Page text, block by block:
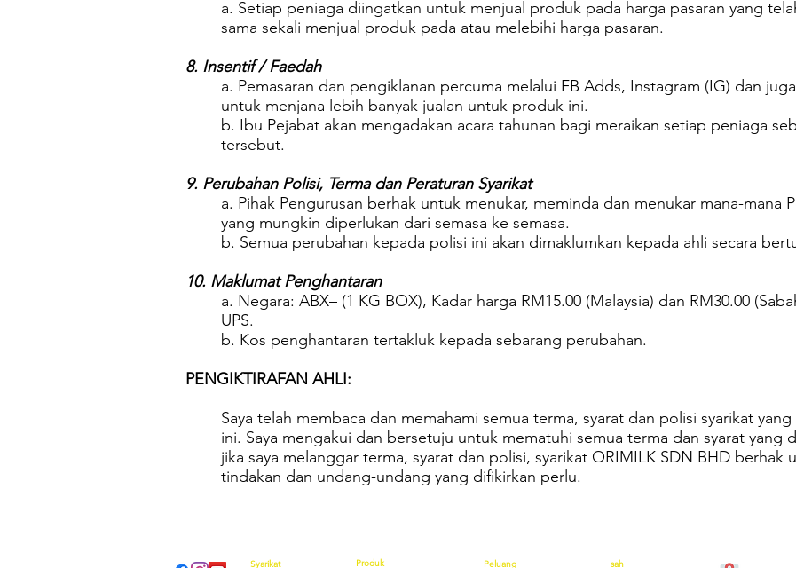
a. Setiap peniaga diingatkan untuk menjual produk pada harga pasaran yang
sama sekali menjual produk pada atau melebihi harga pasaran.
8. Insentif / Faedah
a. Pemasaran dan pengiklanan percuma melalui FB Adds, Instagram (IG) dan
untuk menjana lebih banyak jualan untuk produk ini.
b. Ibu Pejabat akan mengadakan acara tahunan bagi meraikan setiap peniaga
tersebut.
9. Perubahan Polisi, Terma dan Peraturan Syarikat
a. Pihak Pengurusan berhak untuk menukar, meminda dan menukar mana-mana
yang mungkin diperlukan dari semasa ke semasa.
b. Semua perubahan kepada polisi ini akan dimaklumkan kepada ahli secara
10. Maklumat Penghantaran
a. Negara: ABX– (1 KG BOX), Kadar harga RM15.00 (Malaysia) dan RM30.00
UPS.
b. Kos penghantaran tertakluk kepada sebarang perubahan.
PENGIKTIRAFAN AHLI:
Saya telah membaca dan memahami semua terma, syarat dan polisi syarikat
ini. Saya mengakui dan bersetuju untuk mematuhi semua terma dan syarat yang
jika saya melanggar terma, syarat dan polisi, syarikat ORIMILK SDN BHD berhak
tindakan dan undang-undang yang difikirkan perlu.
Syarikat Produk Peluang sah